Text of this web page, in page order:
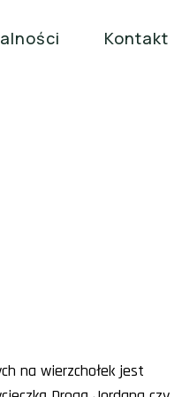
Kontakt
na wierzchołek jest